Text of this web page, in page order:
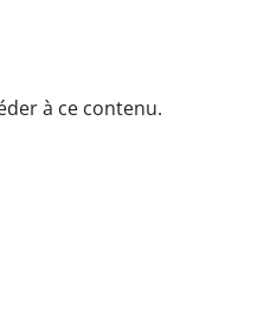
à ce contenu.